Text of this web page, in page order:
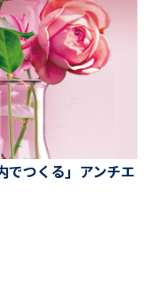
でつくる」アンチエ